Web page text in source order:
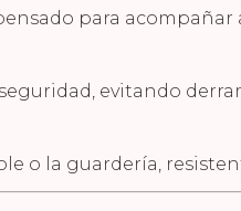
para acompañar
evitando
o la guardería,